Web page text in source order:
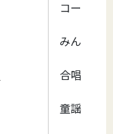
コーラス
みんなで
合唱
童謡・唱